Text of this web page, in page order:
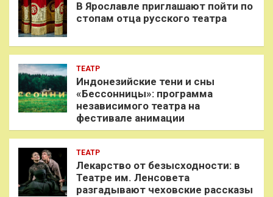
В Ярославле приглашают пойти по
стопам отца русского театра
ТЕАТР
Индонезийские тени и сны
«Бессонницы»: программа
независимого театра на
фестивале анимации
ТЕАТР
Лекарство от безысходности: в
Театре им. Ленсовета
разгадывают чеховские рассказы